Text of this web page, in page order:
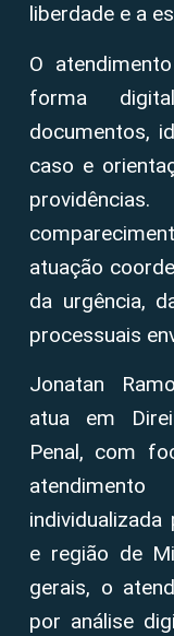
liberdade e a
O
forma
documentos,
caso e
atuação
da urgência,
processuais
Jonatan
atua em
Penal, com
e região de
gerais, o
por análise